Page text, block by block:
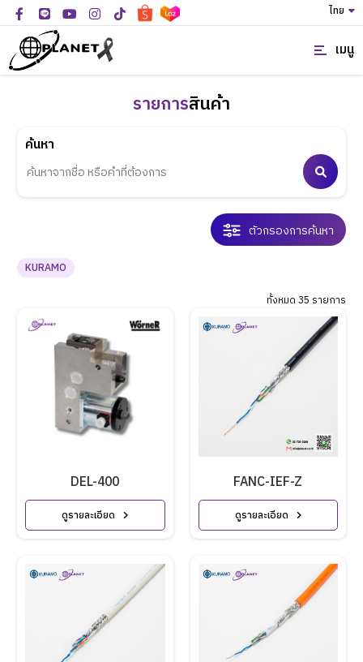
ไทย
เมนู
รายการสินค้า
ค้นหา
ตัวกรองการค้นหา
KURAMO
ทั้งหมด 35 รายการ
ดูรายละเอียด
DEL-400
ดูรายละเอียด
FANC-IEF-Z